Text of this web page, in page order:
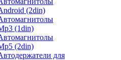
(2din)
(1din)
(2din)
для